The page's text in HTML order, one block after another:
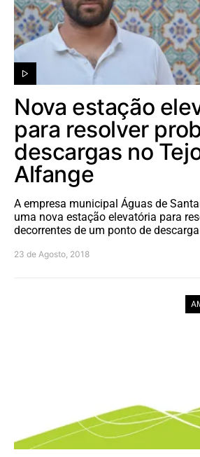
Nova estação
para resolver
descargas no
Alfange
A empresa municipal Águas de
uma nova estação elevatória para
decorrentes de um ponto de
23 de Agosto, 2018